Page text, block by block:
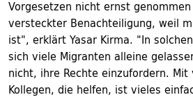
Vorgesetzen nicht ernst
versteckter Benachteiligung, weil
ist", erklärt Yasar Kirma. "In
sich viele Migranten alleine
nicht, ihre Rechte einzufordern. Mit
Kollegen, die helfen, ist vieles